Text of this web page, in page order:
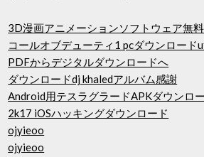
3D漫画アニメーションソフトウェア無
コールオブデューティ1 pcダウンロード
PDFからデジタルダウンロードへ
ダウンロードdj khaledアルバム感謝
Android用テスラグラードAPKダウンロ
2k17 iOSハッキングダウンロード
ojyieoo
ojyieoo